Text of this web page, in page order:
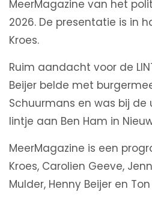
MeerMagazine van het
2026. De presentatie is in
Kroes.
Ruim aandacht voor de
Beijer belde met
Schuurmans en was bij de
lintje aan Ben Ham in
MeerMagazine is een
Kroes, Carolien Geeve,
Mulder, Henny Beijer en